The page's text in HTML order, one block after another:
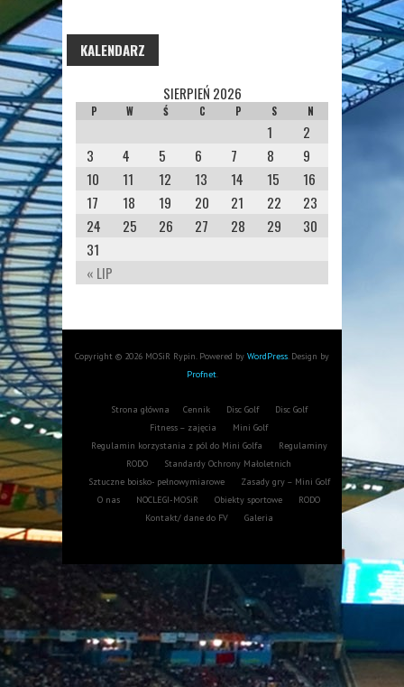
KALENDARZ
SIERPIEŃ 2026
P W Ś C P S N
« LIP
1
2
3
4 5 6 7 8
9
10
11 12 13 14 15
16
17
18 19 20 21 22
23
24
25 26 27 28 29
30
31
Copyright © 2026 MOSiR Rypin. Powered by WordPress. Design by
Profnet.
Strona główna Cennik Disc Golf
Disc Golf
Fitness – zajęcia
Mini Golf
Regulamin korzystania z pól do Mini Golfa
Regulaminy
RODO
Standardy Ochrony Małoletnich
Sztuczne boisko- pełnowymiarowe
Zasady gry – Mini Golf
O nas
NOCLEGI-MOSiR Obiekty sportowe
RODO
Kontakt/ dane do FV
Galeria